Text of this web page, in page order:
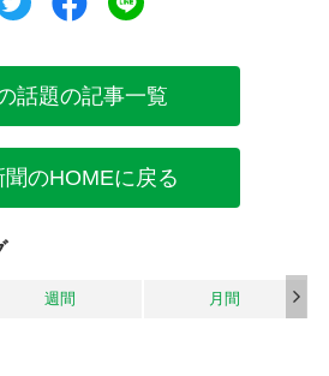
話題の記事一覧
聞のHOMEに戻る
週間 月間